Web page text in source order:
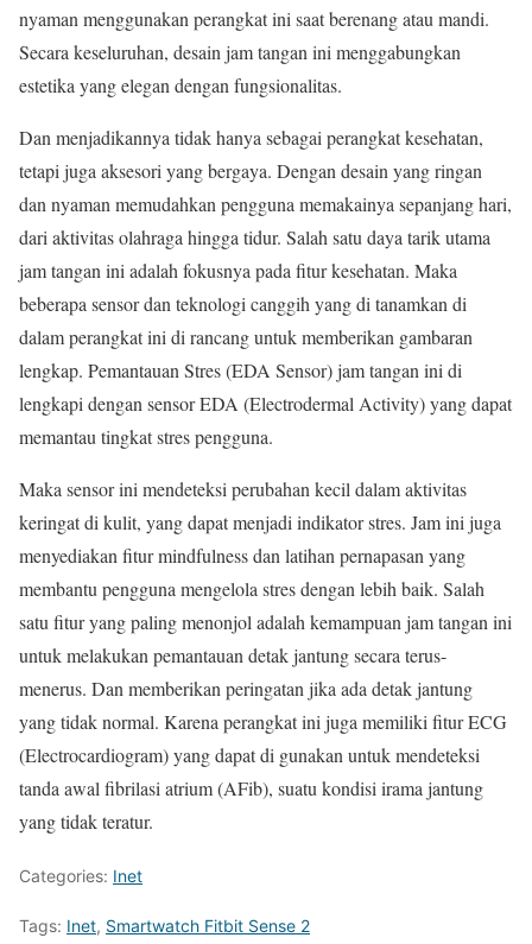
nyaman menggunakan perangkat ini saat berenang atau mandi.
Secara keseluruhan, desain jam tangan ini menggabungkan
estetika yang elegan dengan fungsionalitas.
Dan menjadikannya tidak hanya sebagai perangkat kesehatan,
tetapi juga aksesori yang bergaya. Dengan desain yang ringan
dan nyaman memudahkan pengguna memakainya sepanjang hari,
dari aktivitas olahraga hingga tidur. Salah satu daya tarik utama
jam tangan ini adalah fokusnya pada fitur kesehatan. Maka
beberapa sensor dan teknologi canggih yang di tanamkan di
dalam perangkat ini di rancang untuk memberikan gambaran
lengkap. Pemantauan Stres (EDA Sensor) jam tangan ini di
lengkapi dengan sensor EDA (Electrodermal Activity) yang dapat
memantau tingkat stres pengguna.
Maka sensor ini mendeteksi perubahan kecil dalam aktivitas
keringat di kulit, yang dapat menjadi indikator stres. Jam ini juga
menyediakan fitur mindfulness dan latihan pernapasan yang
membantu pengguna mengelola stres dengan lebih baik. Salah
satu fitur yang paling menonjol adalah kemampuan jam tangan ini
untuk melakukan pemantauan detak jantung secara terus-
menerus. Dan memberikan peringatan jika ada detak jantung
yang tidak normal. Karena perangkat ini juga memiliki fitur ECG
(Electrocardiogram) yang dapat di gunakan untuk mendeteksi
tanda awal fibrilasi atrium (AFib), suatu kondisi irama jantung
yang tidak teratur.
Categories: Inet
Tags: Inet, Smartwatch Fitbit Sense 2